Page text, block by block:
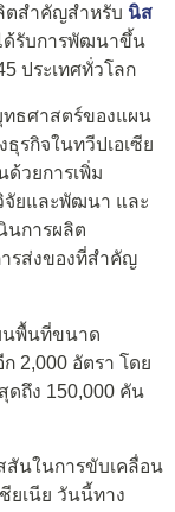
ตสำคัญสำหรับ นิส
ด้รับการพัฒนาขึ้น
ประเทศทั่วโลก
ทธศาสตร์ของแผน
รกิจในทวีปเอเซีย
วยการเพิ่ม
จัยและพัฒนา และ
นการผลิต
ารส่งของที่สำคัญ
นพื้นที่ขนาด
2,000 อัตรา โดย
ดถึง 150,000 คัน
สันในการขับเคลื่อน
ยเนีย วันนี้ทาง